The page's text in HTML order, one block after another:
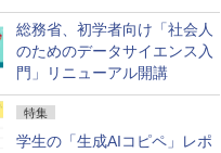
総務省、初学者向け「社会人
のためのデータサイエンス入
門」リニューアル開講
特集
学生の「生成AIコピペ」レポ